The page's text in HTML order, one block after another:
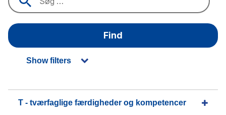
Find
Show filters
T - tværfaglige færdigheder og kompetencer